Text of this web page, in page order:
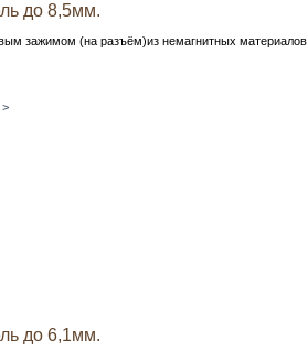
до 8,5мм.
зажимом (на разъём)из немагнитных материалов.
до 6,1мм.